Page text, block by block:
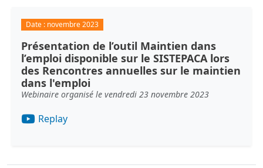
Date : novembre 2023
Présentation de l’outil Maintien dans
l’emploi disponible sur le SISTEPACA lors
des Rencontres annuelles sur le maintien
dans l'emploi
Webinaire organisé le vendredi 23 novembre 2023
Replay